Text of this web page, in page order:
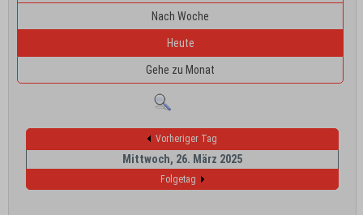
Nach Woche
Heute
Gehe zu Monat
Vorheriger Tag
Mittwoch, 26. März 2025
Folgetag